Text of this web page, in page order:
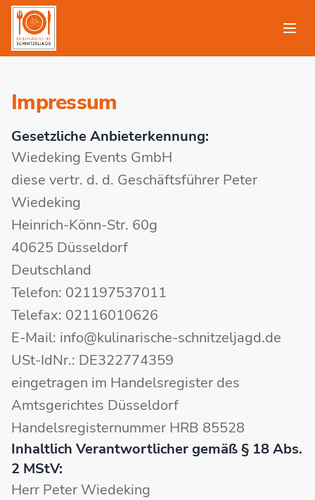
Impressum
Gesetzliche Anbieterkennung:
Wiedeking Events GmbH
diese vertr. d. d. Geschäftsführer Peter
Wiedeking
Heinrich-Könn-Str. 60g
40625 Düsseldorf
Deutschland
Telefon: 021197537011
Telefax: 02116010626
E-Mail: info@kulinarische-schnitzeljagd.de
USt-IdNr.: DE322774359
eingetragen im Handelsregister des
Amtsgerichtes Düsseldorf
Handelsregisternummer HRB 85528
Inhaltlich Verantwortlicher gemäß § 18 Abs.
2 MStV:
Herr Peter Wiedeking